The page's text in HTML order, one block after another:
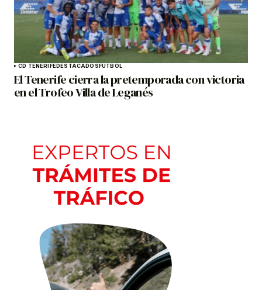
CD TENERIFEDESTACADOSFÚTBOL
El Tenerife cierra la pretemporada con victoria
en el Trofeo Villa de Leganés